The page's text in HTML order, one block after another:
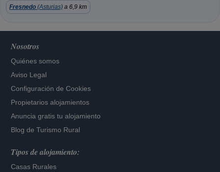
Fresnedo (Asturias) a 6,9 km
Nosotros
Quiénes somos
Aviso Legal
Configuración de Cookies
Propietarios alojamientos
Anuncia gratis tu alojamiento
Blog de Turismo Rural
Tipos de alojamiento:
Casas Rurales